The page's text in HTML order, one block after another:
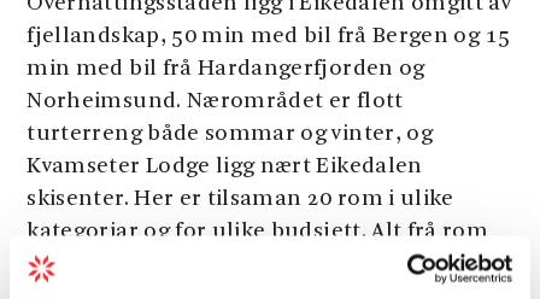
fjellandskap, 50 min med bil frå Bergen og 15
min med bil frå Hardangerfjorden og
Norheimsund. Nærområdet er flott
turterreng både sommar og vinter, og
Kvamseter Lodge ligg nært Eikedalen
skisenter. Her er tilsaman 20 rom i ulike
kategoriar og for ulike budsjett. Alt frå rom
med enkel standard der ein deler bad og